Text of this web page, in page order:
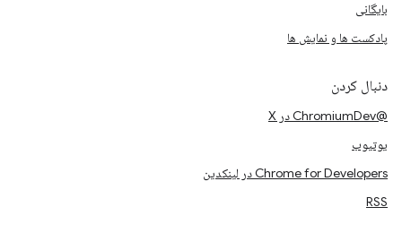
بایگانی
پادکست ها و نمایش ها
دنبال کردن
@ChromiumDev در X
یوتیوب
Chrome for Developers در لینکدین
RSS